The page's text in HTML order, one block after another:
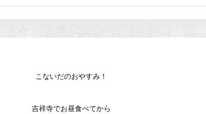
こないだのおやすみ！
吉祥寺でお昼食べてから